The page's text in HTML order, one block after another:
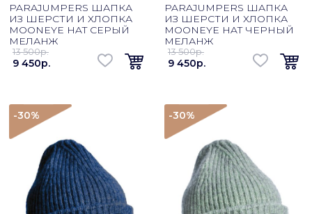
PARAJUMPERS ШАПКА
ИЗ ШЕРСТИ И ХЛОПКА
MOONEYE HAT СЕРЫЙ
МЕЛАНЖ
13 500p.
9 450p.
PARAJUMPERS ШАПКА
ИЗ ШЕРСТИ И ХЛОПКА
MOONEYE HAT ЧЕРНЫЙ
МЕЛАНЖ
13 500p.
9 450p.
-30% -30%